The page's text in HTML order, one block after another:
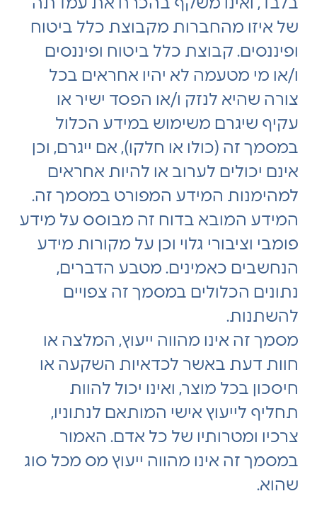
בלבד, ואינו משקף בהכרח את עמדתה
של איזו מהחברות מקבוצת כלל ביטוח
ופיננסים. קבוצת כלל ביטוח ופיננסים
ו/או מי מטעמה לא יהיו אחראים בכל
צורה שהיא לנזק ו/או הפסד ישיר או
עקיף שיגרם משימוש במידע הכלול
במסמך זה (כולו או חלקו), אם ייגרם, וכן
אינם יכולים לערוב או להיות אחראים
למהימנות המידע המפורט במסמך זה.
המידע המובא בדוח זה מבוסס על מידע
פומבי וציבורי גלוי וכן על מקורות מידע
הנחשבים כאמינים. מטבע הדברים,
נתונים הכלולים במסמך זה צפויים
להשתנות.
מסמך זה אינו מהווה ייעוץ, המלצה או
חוות דעת באשר לכדאיות השקעה או
חיסכון בכל מוצר, ואינו יכול להוות
תחליף לייעוץ אישי המותאם לנתוניו,
צרכיו ומטרותיו של כל אדם. האמור
במסמך זה אינו מהווה ייעוץ מס מכל סוג
שהוא.